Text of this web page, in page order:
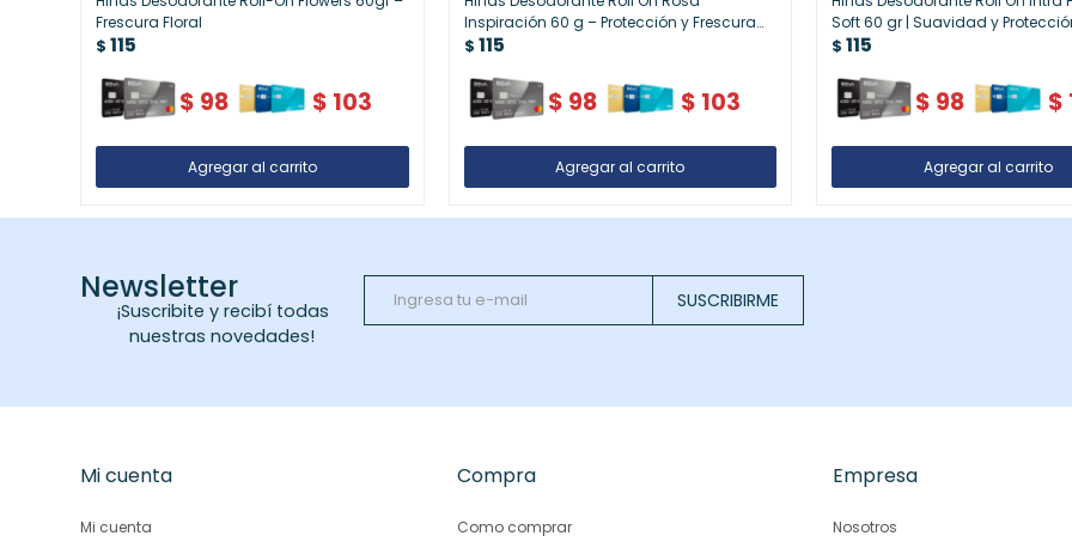
Frescura Floral
$ 115
$ 98 $ 103
Inspiración 60 g – Protección y Frescura
Duradera
$ 115
$ 98 $ 103
Soft 60 gr | Suavidad y
Día
$ 115
$ 98 $
Newsletter
¡Suscribite y recibí todas
nuestras novedades!
SUSCRIBIRME
Mi cuenta
Mi cuenta
Compra
Como comprar
Empresa
Nosotros